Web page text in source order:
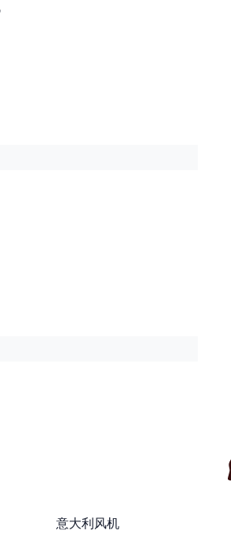
意大利风机